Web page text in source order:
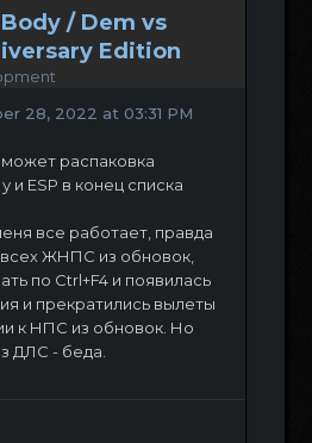
/ Dem vs
Edition
28, 2022 at 03:31 PM
распаковка
и ESP в конец списка
все работает, правда
всех ЖНПС из обновок,
по Ctrl+F4 и появилась
и прекратились вылеты
к НПС из обновок. Но
ДЛС - беда.